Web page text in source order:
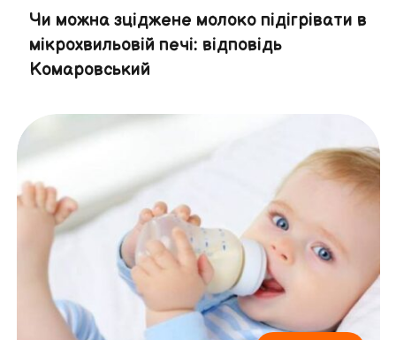
Чи можна зціджене молоко підігрівати в
мікрохвильовій печі: відповідь
Комаровський